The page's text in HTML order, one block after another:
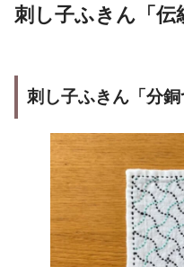
刺し子ふきん「伝
刺し子ふきん 「分